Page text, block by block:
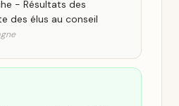
- Résultats des
des élus au conseil